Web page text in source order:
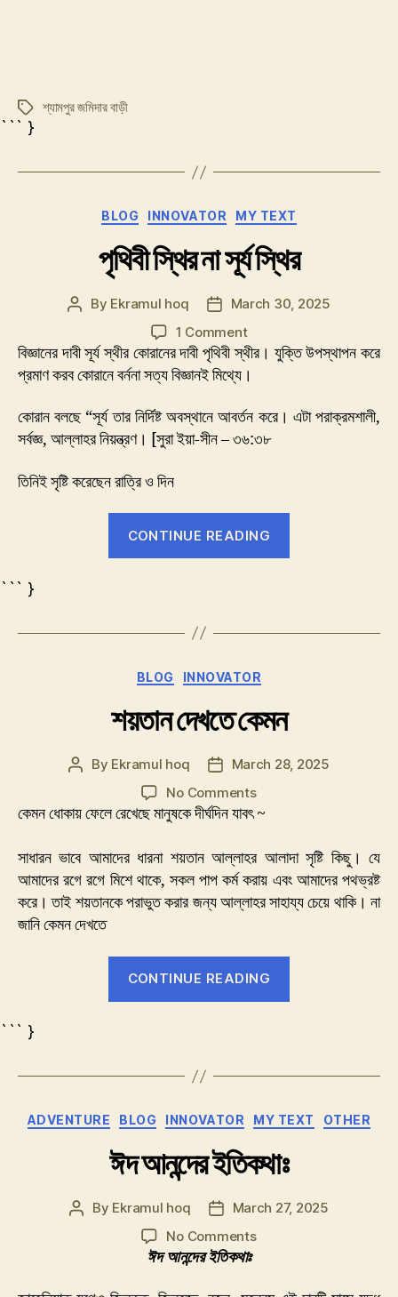
Tagsশ্যামপুর জমিদার বাড়ী
``` }
Categories
BLOG INNOVATOR MY TEXT
পৃথিবী স্থির না সূর্য স্থির
Post
By Ekramul hoq
PostMarch 30, 2025
1 Commenton
পৃথিবী
স্থির
সূর্য
বিজ্ঞানের দাবী সূর্য স্থীর কোরানের দাবী পৃথিবী স্থীর। যুক্তি উপস্থাপন করে
প্রমাণ করব কোরানে বর্ননা সত্য বিজ্ঞানই মিথ্যে।
কোরান বলছে “সূর্য তার নির্দিষ্ট অবস্থানে আবর্তন করে। এটা পরাক্রমশালী,
সর্বজ্ঞ, আল্লাহর নিয়ন্ত্রণ। [সুরা ইয়া-সীন – ৩৬:৩৮
তিনিই সৃষ্টি করেছেন রাত্রি ও দিন
CONTINUE READING
``` }
Categories
BLOG INNOVATOR
শয়তান দেখতে কেমন
Post
By Ekramul hoq
PostMarch 28, 2025
No Commentson
শয়তান
কেমন
কেমন ধোকায় ফেলে রেখেছে মানুষকে দীর্ঘদিন যাবৎ ~
সাধারন ভাবে আমাদের ধারনা শয়তান আল্লাহর আলাদা সৃষ্টি কিছু। যে
আমাদের রগে রগে মিশে থাকে, সকল পাপ কর্ম করায় এবং আমাদের পথভ্রষ্ট
করে। তাই শয়তানকে পরাভুত করার জন্য আল্লাহর সাহায্য চেয়ে থাকি। না
জানি কেমন দেখতে
CONTINUE READING
``` }
Categories
ADVENTURE BLOG INNOVATOR MY TEXT OTHER
ঈদ আনন্দের ইতিকথাঃ
Post
By Ekramul hoq
PostMarch 27, 2025
No Commentson
ইতিকথাঃ
ঈদ আনন্দের ইতিকথাঃ